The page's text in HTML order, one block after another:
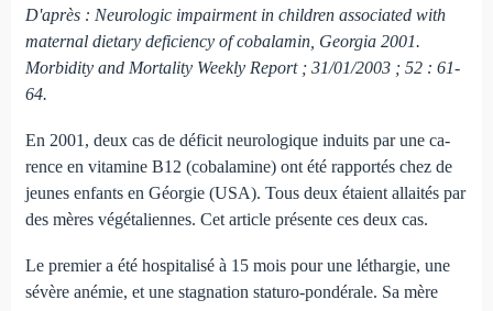
D'après : Neurologic impairment in children associated with
maternal dietary deficiency of cobalamin, Georgia 2001.
Morbidity and Mortality Weekly Report ; 31/01/2003 ; 52 : 61-
64.
En 2001, deux cas de déficit neurologique induits par une ca­
rence en vitamine B12 (cobalamine) ont été rapportés chez de
jeunes enfants en Géorgie (USA). Tous deux étaient allaités par
des mères végétaliennes. Cet article présente ces deux cas.
Le premier a été hospitalisé à 15 mois pour une léthargie, une
sévère anémie, et une stagnation staturo-pondérale. Sa mère